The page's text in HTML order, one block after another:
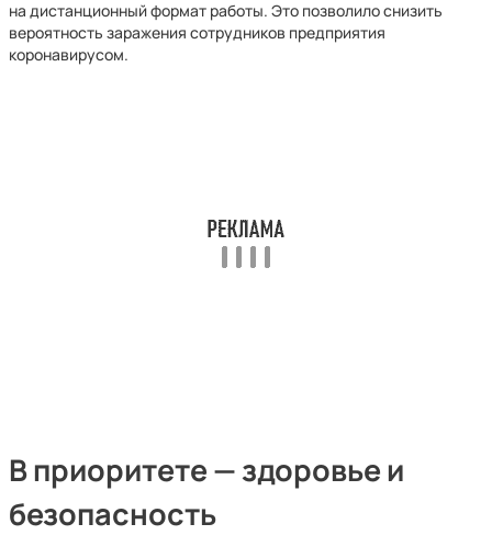
на дистанционный формат работы. Это позволило снизить
вероятность заражения сотрудников предприятия
коронавирусом.
В приоритете — здоровье и
безопасность